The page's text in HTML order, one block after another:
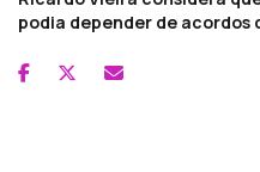
podia depender de